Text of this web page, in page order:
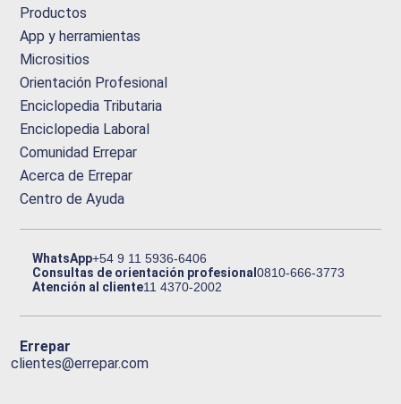
Productos
App y herramientas
Micrositios
Orientación Profesional
Enciclopedia Tributaria
Enciclopedia Laboral
Comunidad Errepar
Acerca de Errepar
Centro de Ayuda
WhatsApp+54 9 11 5936-6406
Consultas de orientación profesional0810-666-3773
Atención al cliente11 4370-2002
Errepar
clientes@errepar.com